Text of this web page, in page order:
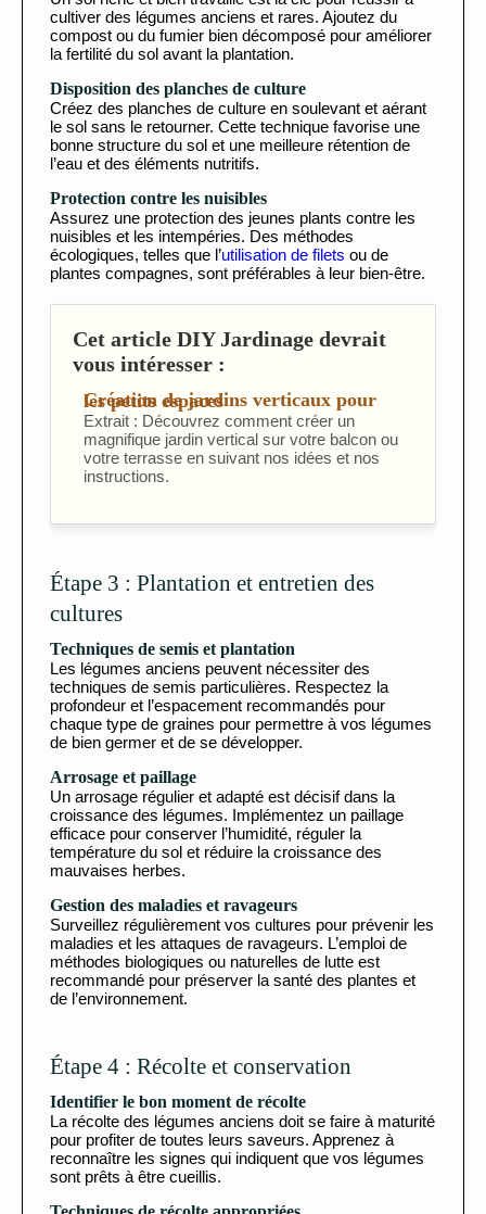
cultiver des légumes anciens et rares. Ajoutez du
compost ou du fumier bien décomposé pour améliorer
la fertilité du sol avant la plantation.
Disposition des planches de culture
Créez des planches de culture en soulevant et aérant
le sol sans le retourner. Cette technique favorise une
bonne structure du sol et une meilleure rétention de
l’eau et des éléments nutritifs.
Protection contre les nuisibles
Assurez une protection des jeunes plants contre les
nuisibles et les intempéries. Des méthodes
écologiques, telles que l’utilisation de filets ou de
plantes compagnes, sont préférables à leur bien-être.
Cet article DIY Jardinage devrait
vous intéresser :
Création de jardins verticaux pour les petits espaces
Extrait : Découvrez comment créer un
magnifique jardin vertical sur votre balcon ou
votre terrasse en suivant nos idées et nos
instructions.
Étape 3 : Plantation et entretien des
cultures
Techniques de semis et plantation
Les légumes anciens peuvent nécessiter des
techniques de semis particulières. Respectez la
profondeur et l’espacement recommandés pour
chaque type de graines pour permettre à vos légumes
de bien germer et de se développer.
Arrosage et paillage
Un arrosage régulier et adapté est décisif dans la
croissance des légumes. Implémentez un paillage
efficace pour conserver l’humidité, réguler la
température du sol et réduire la croissance des
mauvaises herbes.
Gestion des maladies et ravageurs
Surveillez régulièrement vos cultures pour prévenir les
maladies et les attaques de ravageurs. L’emploi de
méthodes biologiques ou naturelles de lutte est
recommandé pour préserver la santé des plantes et
de l’environnement.
Étape 4 : Récolte et conservation
Identifier le bon moment de récolte
La récolte des légumes anciens doit se faire à maturité
pour profiter de toutes leurs saveurs. Apprenez à
reconnaître les signes qui indiquent que vos légumes
sont prêts à être cueillis.